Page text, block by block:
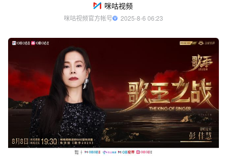
咪咕视频
咪咕视频官方帐号
  2025-8-6 06:23